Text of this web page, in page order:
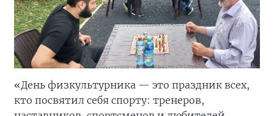
«День физкультурника — это праздник всех,
кто посвятил себя спорту: тренеров,